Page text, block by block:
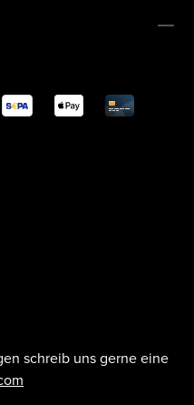
schreib uns gerne eine